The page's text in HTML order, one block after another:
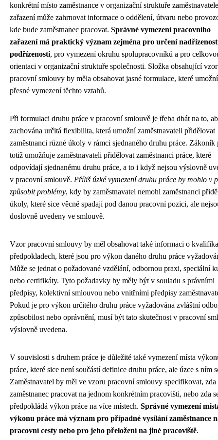
konkrétní místo zaměstnance v organizační struktuře
zařazení může zahrnovat informace o oddělení, útvaru nebo
kde bude zaměstnanec pracovat. Správné vymezení pracovního
zařazení má praktický význam zejména pro určení
podřízenosti, pro vymezení okruhu spolupracovníků a pro
orientaci v organizační struktuře společnosti. Složka obsahující vzor
pracovní smlouvy by měla obsahovat jasné formulace, které umožní
přesné vymezení těchto vztahů.
Při formulaci druhu práce v pracovní smlouvě je třeba dbát na to,
zachována určitá flexibilita, která umožní zaměstnavateli přidělovat
zaměstnanci různé úkoly v rámci sjednaného druhu práce. Zákoník
totiž umožňuje zaměstnavateli přidělovat zaměstnanci práce, které
odpovídají sjednanému druhu práce, a to i když nejsou výslovně
v pracovní smlouvě. Příliš úzké vymezení druhu práce by mohlo v
způsobit problémy, kdy by zaměstnavatel nemohl zaměstnanci
úkoly, které sice věcně spadají pod danou pracovní pozici, ale
doslovně uvedeny ve smlouvě.
Vzor pracovní smlouvy by měl obsahovat také informaci o
předpokladech, které jsou pro výkon daného druhu práce
Může se jednat o požadované vzdělání, odbornou praxi, speciální
nebo certifikáty. Tyto požadavky by měly být v souladu s právními
předpisy, kolektivní smlouvou nebo vnitřními předpisy
Pokud je pro výkon určitého druhu práce vyžadována zvláštní
způsobilost nebo oprávnění, musí být tato skutečnost v pracovní
výslovně uvedena.
V souvislosti s druhem práce je důležité také vymezení místa
práce, které sice není součástí definice druhu práce, ale úzce s ním
Zaměstnavatel by měl ve vzoru pracovní smlouvy specifikovat, zda
zaměstnanec pracovat na jednom konkrétním pracovišti, nebo zda
předpokládá výkon práce na více místech. Správné vymezení
výkonu práce má význam pro případné vysílání zaměstnance
pracovní cesty nebo pro jeho přeložení na jiné pracoviště.